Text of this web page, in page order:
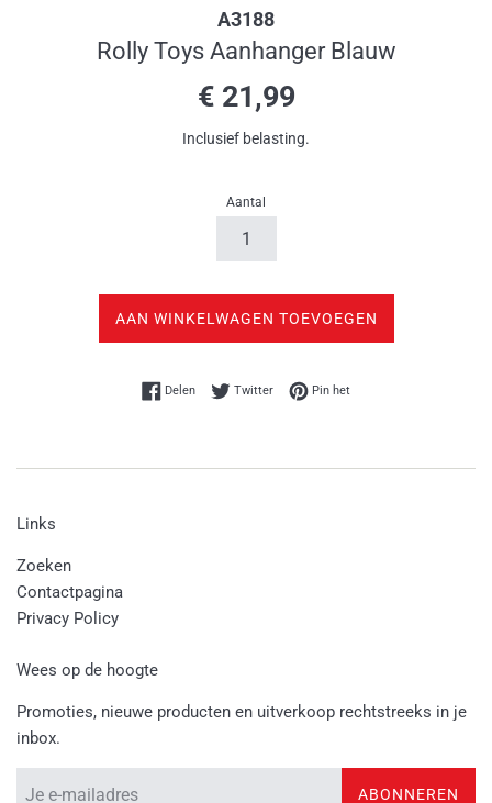
A3188
Rolly Toys Aanhanger Blauw
Normale
prijs
€ 21,99
Inclusief belasting.
Aantal
AAN WINKELWAGEN TOEVOEGEN
DelenDelen op Facebook
TwitterTwitteren op Twitter
Pin hetPinnen op Pinterest
Links
Zoeken
Contactpagina
Privacy Policy
Wees op de hoogte
Promoties, nieuwe producten en uitverkoop rechtstreeks in je
inbox.
ABONNEREN